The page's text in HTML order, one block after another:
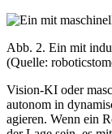
Abb. 2. Ein mit
(Quelle:
Vision-KI oder
autonom in
agieren. Wenn ein